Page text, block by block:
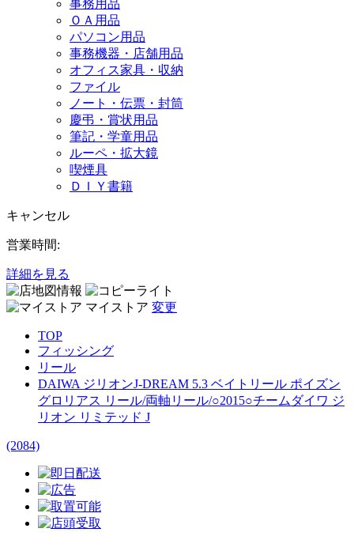
事務用品
ＯＡ用品
パソコン用品
事務機器・店舗用品
オフィス家具・収納
ファイル
ノート・伝票・封筒
慶弔・賞状用品
筆記・学童用品
ルーペ・拡大鏡
喫煙具
ＤＩＹ書籍
キャンセル
営業時間:
詳細を見る
マイストア 変更
TOP
フィッシング
リール
DAIWA ジリオンJ-DREAM 5.3 ベイトリール ポイズン
グロリアス リール/両軸リール/○2015○チームダイワ ジ
リオン リミテッド J
(2084)